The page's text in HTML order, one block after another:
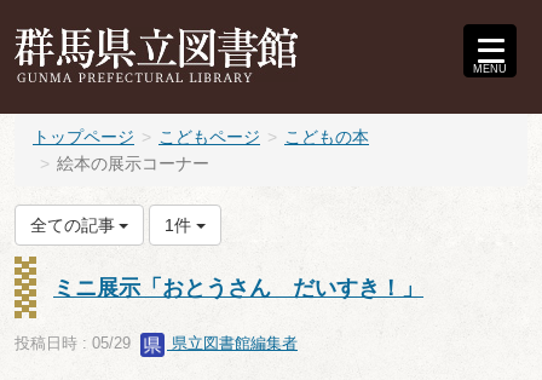
MENU
トップページ こどもページ
こどもの本
絵本の展示コーナー
全ての記事 1件
ミニ展示「おとうさん だいすき！」
投稿日時 : 05/29 県立図書館編集者